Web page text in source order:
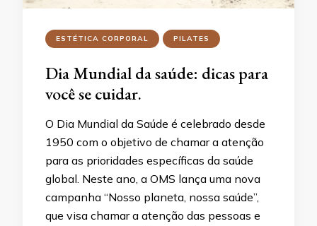
ESTÉTICA CORPORAL PILATES
Dia Mundial da saúde: dicas para
você se cuidar.
O Dia Mundial da Saúde é celebrado desde
1950 com o objetivo de chamar a atenção
para as prioridades específicas da saúde
global. Neste ano, a OMS lança uma nova
campanha “Nosso planeta, nossa saúde”,
que visa chamar a atenção das pessoas e